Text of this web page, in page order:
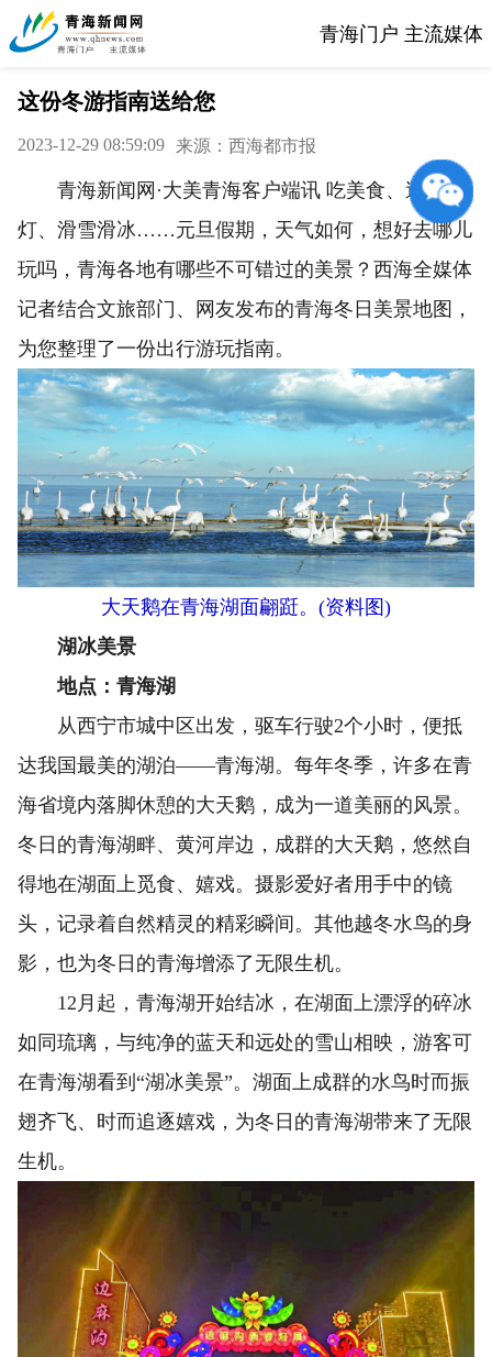
青海门户 主流媒体
这份冬游指南送给您
2023-12-29 08:59:09 来源：西海都市报
青海新闻网·大美青海客户端讯 吃美食、逛花
灯、滑雪滑冰……元旦假期，天气如何，想好去哪儿
玩吗，青海各地有哪些不可错过的美景？西海全媒体
记者结合文旅部门、网友发布的青海冬日美景地图，
为您整理了一份出行游玩指南。
大天鹅在青海湖面翩跹。(资料图)
湖冰美景
地点：青海湖
从西宁市城中区出发，驱车行驶2个小时，便抵
达我国最美的湖泊——青海湖。每年冬季，许多在青
海省境内落脚休憩的大天鹅，成为一道美丽的风景。
冬日的青海湖畔、黄河岸边，成群的大天鹅，悠然自
得地在湖面上觅食、嬉戏。摄影爱好者用手中的镜
头，记录着自然精灵的精彩瞬间。其他越冬水鸟的身
影，也为冬日的青海增添了无限生机。
12月起，青海湖开始结冰，在湖面上漂浮的碎冰
如同琉璃，与纯净的蓝天和远处的雪山相映，游客可
在青海湖看到“湖冰美景”。湖面上成群的水鸟时而振
翅齐飞、时而追逐嬉戏，为冬日的青海湖带来了无限
生机。